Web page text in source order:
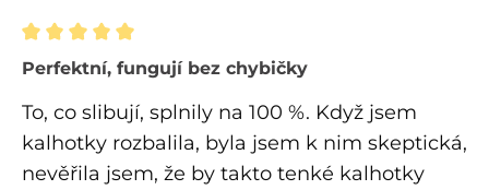
Recenze s hodnocením 5 z 5 hvězd
Perfektní, fungují bez chybičky
To, co slibují, splnily na 100 %. Když jsem
kalhotky rozbalila, byla jsem k nim skeptická,
nevěřila jsem, že by takto tenké kalhotky